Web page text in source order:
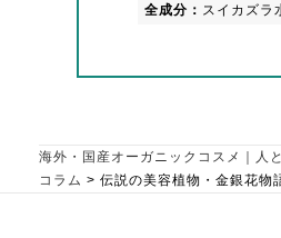
全成分： スイカズラ
海外・国産オーガニックコスメ｜人
コラム > 伝説の美容植物・金銀花物